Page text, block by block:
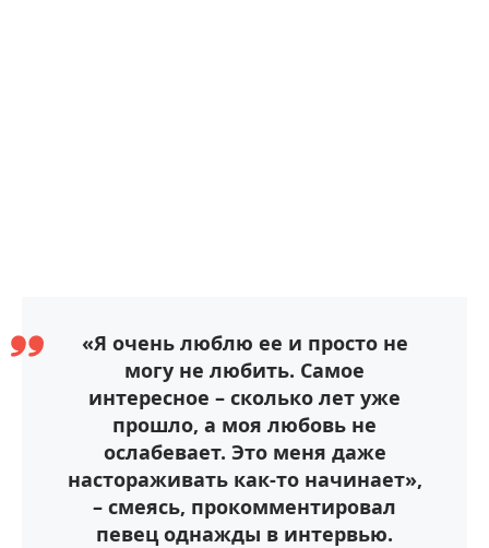
«Я очень люблю ее и просто не
могу не любить. Самое
интересное – сколько лет уже
прошло, а моя любовь не
ослабевает. Это меня даже
настораживать как-то начинает»,
– смеясь, прокомментировал
певец однажды в интервью.